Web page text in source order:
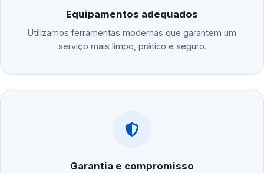
Equipamentos adequados
Utilizamos ferramentas modernas que garantem um
serviço mais limpo, prático e seguro.
Garantia e compromisso